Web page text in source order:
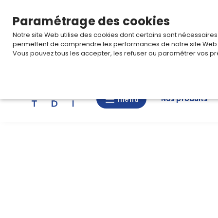
menu
menu Nos produits
Paramétrage des cookies
Notre site Web utilise des cookies dont certains sont
permettent de comprendre les performances de notre site Web.
Vous pouvez tous les accepter, les refuser ou paramétrer vos